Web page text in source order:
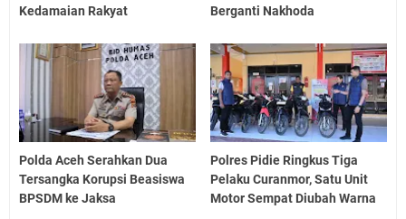
Kedamaian Rakyat
Berganti Nakhoda
Polda Aceh Serahkan Dua
Tersangka Korupsi Beasiswa
BPSDM ke Jaksa
Polres Pidie Ringkus Tiga
Pelaku Curanmor, Satu Unit
Motor Sempat Diubah Warna